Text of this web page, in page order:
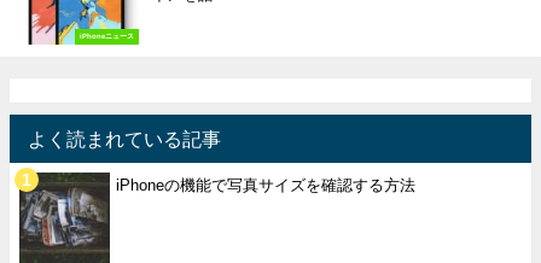
iPhoneニュース
よく読まれている記事
iPhoneの機能で写真サイズを確認する方法